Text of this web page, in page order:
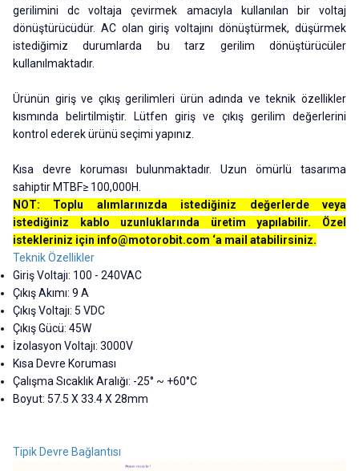
gerilimini dc voltaja çevirmek amacıyla kullanılan bir voltaj
dönüştürücüdür. AC olan giriş voltajını dönüştürmek, düşürmek
istediğimiz durumlarda bu tarz gerilim dönüştürücüler
kullanılmaktadır.
Ürünün giriş ve çıkış gerilimleri ürün adında ve teknik özellikler
kısmında belirtilmiştir. Lütfen giriş ve çıkış gerilim değerlerini
kontrol ederek ürünü seçimi yapınız.
Kısa devre koruması bulunmaktadır. Uzun ömürlü tasarıma
sahiptir MTBF≥ 100,000H.
NOT: Toplu alımlarınızda istediğiniz değerlerde veya
istediğiniz kablo uzunluklarında üretim yapılabilir. Özel
istekleriniz için info@motorobit.com ‘a mail atabilirsiniz.
Teknik Özellikler
Giriş Voltajı: 100 - 240VAC
Çıkış Akımı: 9 A
Çıkış Voltajı: 5 VDC
Çıkış Gücü: 45W
İzolasyon Voltajı: 3000V
Kısa Devre Koruması
Çalışma Sıcaklık Aralığı: -25° ~ +60°C
Boyut: 57.5 X 33.4 X 28mm
Tipik Devre Bağlantısı